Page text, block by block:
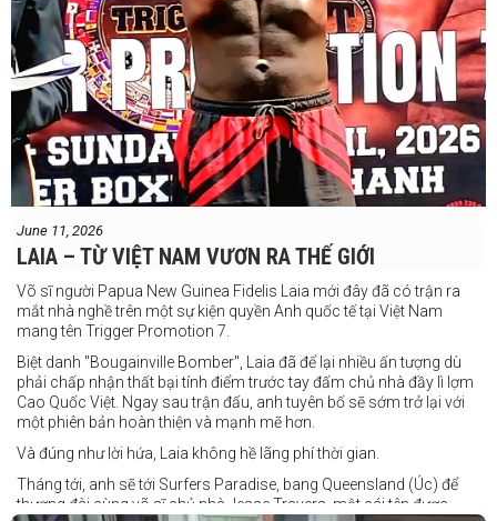
June 11, 2026
LAIA – TỪ VIỆT NAM VƯƠN RA THẾ GIỚI
Võ sĩ người Papua New Guinea Fidelis Laia mới đây đã có trận ra
mắt nhà nghề trên một sự kiện quyền Anh quốc tế tại Việt Nam
mang tên Trigger Promotion 7.
Biệt danh "Bougainville Bomber", Laia đã để lại nhiều ấn tượng dù
phải chấp nhận thất bại tính điểm trước tay đấm chủ nhà đầy lì lợm
Cao Quốc Việt. Ngay sau trận đấu, anh tuyên bố sẽ sớm trở lại với
một phiên bản hoàn thiện và mạnh mẽ hơn.
Và đúng như lời hứa, Laia không hề lãng phí thời gian.
Tháng tới, anh sẽ tới Surfers Paradise, bang Queensland (Úc) để
thượng đài cùng võ sĩ chủ nhà Jesse Travers, một cái tên được